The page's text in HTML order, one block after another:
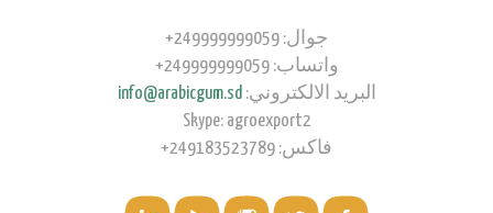
جوال: 249999999059+
واتساب: 249999999059+
البريد الالكتروني:info@arabicgum.sd
Skype: agroexport2
فاكس: 249183523789+